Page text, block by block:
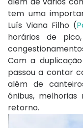
tem uma
Luís Viana Filho (
horários de
Com a
passou a contar
além de
ônibus,
retorno.